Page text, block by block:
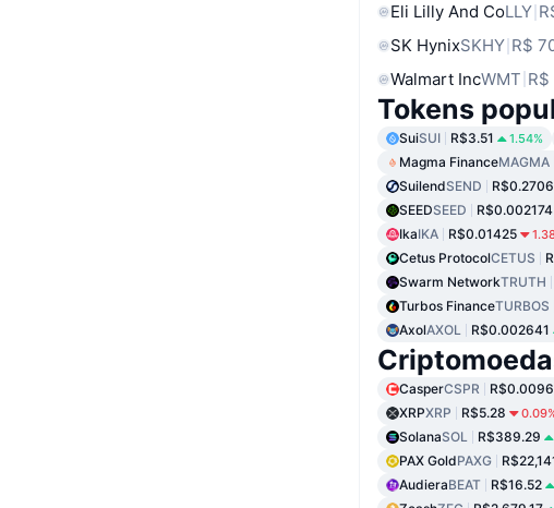
Eli Lilly And CoLLY
SK HynixSKHY R$
Walmart IncWMT R$
Tokens
SuiSUI R$3.51 1.54%
Magma FinanceMAGMA
SuilendSEND R$0.2706
SEEDSEED R$0.002174
IkaIKA R$0.01425
Cetus ProtocolCETUS
Swarm NetworkTRUTH
Turbos FinanceTURBOS
AxolAXOL R$0.002641
CasperCSPR
XRPXRP R$5.28
SolanaSOL R$389.29
PAX GoldPAXG
AudieraBEAT R$16.52